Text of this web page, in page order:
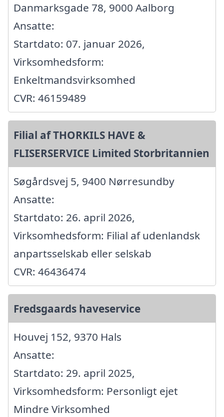
Danmarksgade 78, 9000 Aalborg
Ansatte:
Startdato: 07. januar 2026,
Virksomhedsform:
Enkeltmandsvirksomhed
CVR: 46159489
Filial af THORKILS HAVE &
FLISERSERVICE Limited Storbritannien
Søgårdsvej 5, 9400 Nørresundby
Ansatte:
Startdato: 26. april 2026,
Virksomhedsform: Filial af udenlandsk
anpartsselskab eller selskab
CVR: 46436474
Fredsgaards haveservice
Houvej 152, 9370 Hals
Ansatte:
Startdato: 29. april 2025,
Virksomhedsform: Personligt ejet
Mindre Virksomhed